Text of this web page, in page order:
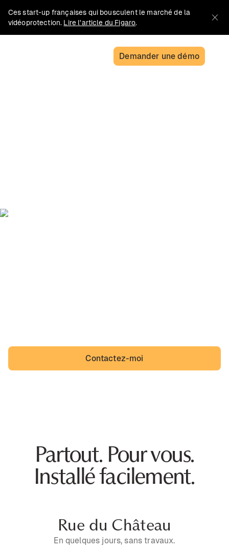
Ces start-up françaises qui bousculent le marché de la
vidéoprotection. Lire l'article du Figaro.
Demander une démo
Contactez-moi
Partout. Pour vous.
Installé facilement.
Rue du Château
En quelques jours, sans travaux.